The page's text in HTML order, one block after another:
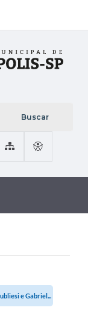
e Gabriel...